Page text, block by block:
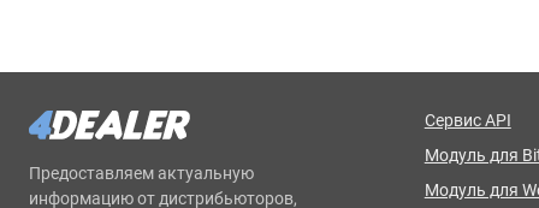
Предоставляем актуальную
информацию от дистрибьюторов,
Сервис API
Модуль для
Модуль для